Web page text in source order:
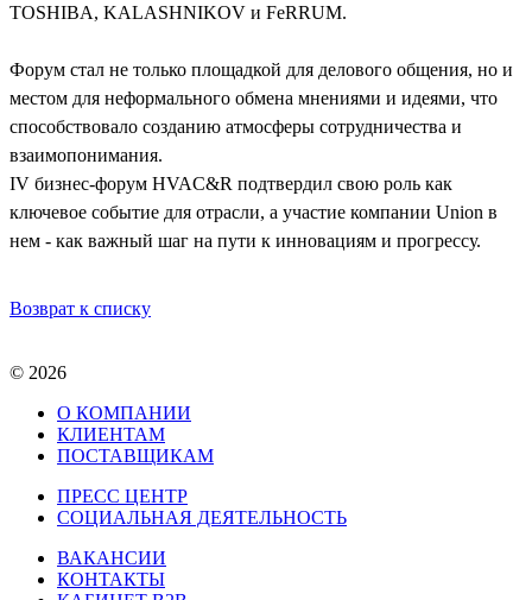
TOSHIBA, KALASHNIKOV и FeRRUM.
Форум стал не только площадкой для делового общения, но и
местом для неформального обмена мнениями и идеями, что
способствовало созданию атмосферы сотрудничества и
взаимопонимания.
IV бизнес-форум HVAC&R подтвердил свою роль как
ключевое событие для отрасли, а участие компании Union в
нем - как важный шаг на пути к инновациям и прогрессу.
Возврат к списку
© 2026
О КОМПАНИИ
КЛИЕНТАМ
ПОСТАВЩИКАМ
ПРЕСС ЦЕНТР
СОЦИАЛЬНАЯ ДЕЯТЕЛЬНОСТЬ
ВАКАНСИИ
КОНТАКТЫ